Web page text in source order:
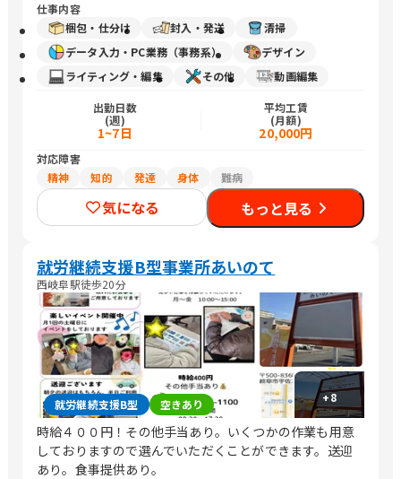
仕事内容
梱包・仕分け
封入・発送
清掃
データ入力・PC業務（事務系）
デザイン
ライティング・編集
その他 動画編集
出勤日数
(週)
1~7日
平均工賃
(月額)
20,000円
対応障害
精神
知的 発達 身体 難病
気になる もっと見る
就労継続支援B型事業所あいのて
西岐阜駅徒歩20分
+8
就労継続支援B型 空きあり
時給４００円！その他手当あり。いくつかの作業も用意
しておりますので選んでいただくことができます。送迎
あり。食事提供あり。